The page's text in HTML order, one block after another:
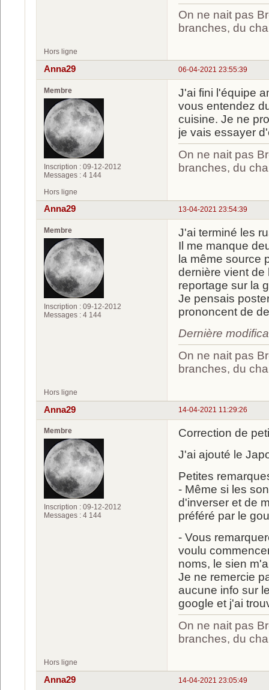
On ne nait pas
branches, du
Hors ligne
06-04-2021 23:55:39
Anna29
Membre
Inscription : 09-12-2012
Messages : 4 144
J'ai fini l'équipe
vous entendez
cuisine. Je ne
je vais essayer
On ne nait pas
branches, du
Hors ligne
13-04-2021 23:54:39
Anna29
Membre
Inscription : 09-12-2012
Messages : 4 144
J'ai terminé les
Il me manque
la même source
dernière vient
reportage sur la
Je pensais
prononcent de
Dernière
On ne nait pas
branches, du
Hors ligne
14-04-2021 11:29:26
Anna29
Membre
Inscription : 09-12-2012
Messages : 4 144
Correction de
J'ai ajouté le
Petites
- Même si les
d'inverser et de
préféré par le
- Vous
voulu
noms, le sien
Je ne remercie
aucune info sur
google et j'ai
On ne nait pas
branches, du
Hors ligne
14-04-2021 23:05:49
Anna29